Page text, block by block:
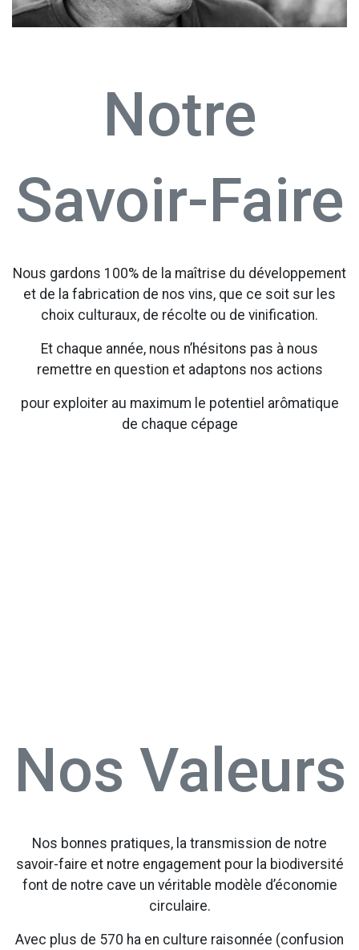
Notre
Savoir-Faire
Nous gardons 100% de la maîtrise du développement
et de la fabrication de nos vins, que ce soit sur les
choix culturaux, de récolte ou de vinification.
Et chaque année, nous n’hésitons pas à nous
remettre en question et adaptons nos actions
pour exploiter au maximum le potentiel arômatique
de chaque cépage
Nos Valeurs
Nos bonnes pratiques, la transmission de notre
savoir-faire et notre engagement pour la biodiversité
font de notre cave un véritable modèle d’économie
circulaire.
Avec plus de 570 ha en culture raisonnée (confusion